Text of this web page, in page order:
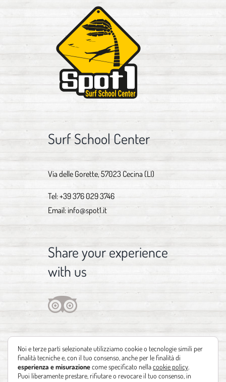
Surf School Center
Via delle Gorette, 57023 Cecina (LI)
Tel:+39 376 029 3746
Email: info@spot1.it
Share your experience
with us
Noi e terze parti selezionate utilizziamo cookie o tecnologie simili per
finalità tecniche e, con il tuo consenso, anche per le finalità di
esperienza e misurazionecome specificato nellacookie policy
Puoi liberamente prestare, rifiutare o revocare il tuo consenso, in